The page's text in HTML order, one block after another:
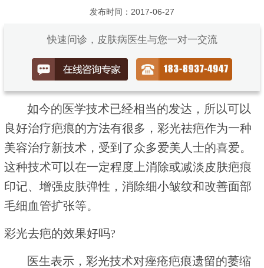
发布时间：2017-06-27
快速问诊，皮肤病医生与您一对一交流
如今的医学技术已经相当的发达，所以可以
良好治疗疤痕的方法有很多，彩光祛疤作为一种
美容治疗新技术，受到了众多爱美人士的喜爱。
这种技术可以在一定程度上消除或减淡皮肤疤痕
印记、增强皮肤弹性，消除细小皱纹和改善面部
毛细血管扩张等。
彩光去疤的效果好吗?
医生表示，彩光技术对痤疮疤痕遗留的萎缩